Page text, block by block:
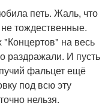
петь. Жаль, что
тождественные.
на весь
раздражали. И пусть
фальцет ещё
под всю эту
нельзя.